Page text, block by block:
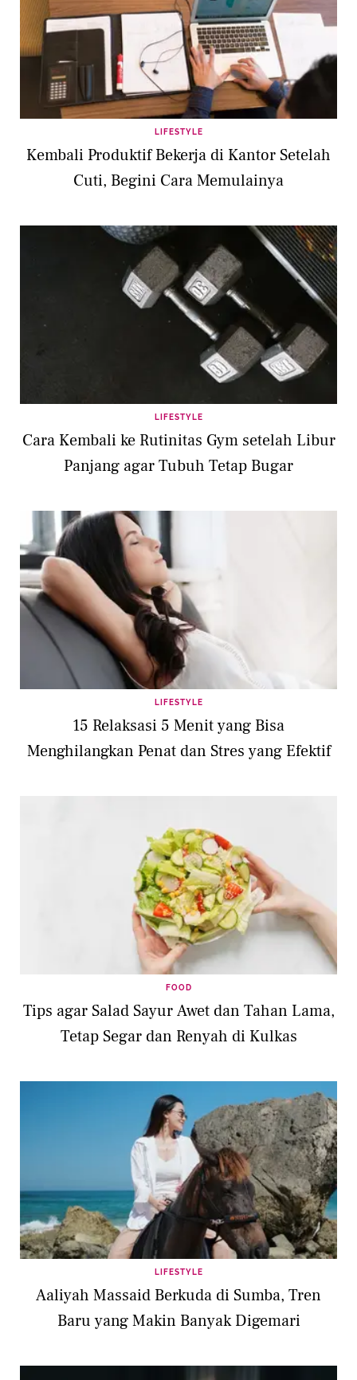
LIFESTYLE
Kembali Produktif Bekerja di Kantor Setelah
Cuti, Begini Cara Memulainya
LIFESTYLE
Cara Kembali ke Rutinitas Gym setelah Libur
Panjang agar Tubuh Tetap Bugar
LIFESTYLE
15 Relaksasi 5 Menit yang Bisa
Menghilangkan Penat dan Stres yang Efektif
FOOD
Tips agar Salad Sayur Awet dan Tahan Lama,
Tetap Segar dan Renyah di Kulkas
LIFESTYLE
Aaliyah Massaid Berkuda di Sumba, Tren
Baru yang Makin Banyak Digemari